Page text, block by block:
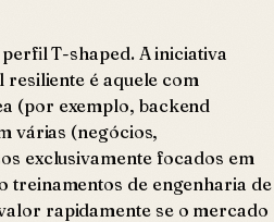
T-shaped. A iniciativa
é aquele com
(por exemplo, backend
várias (negócios,
exclusivamente focados em
treinamentos de engenharia de
rapidamente se o mercado